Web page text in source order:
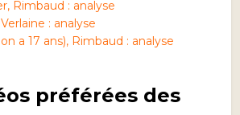
Rimbaud : analyse
: analyse
a 17 ans), Rimbaud : analyse
préférées des